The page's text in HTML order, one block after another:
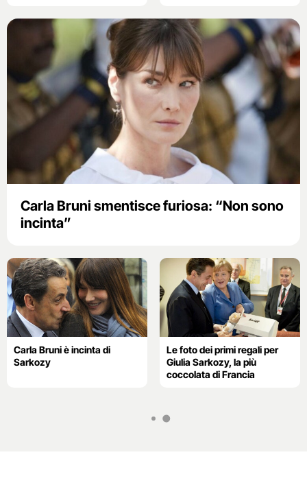
Carla Bruni smentisce furiosa: “Non sono
incinta”
Carla Bruni è incinta di
Sarkozy
Le foto dei primi regali per
Giulia Sarkozy, la più
coccolata di Francia